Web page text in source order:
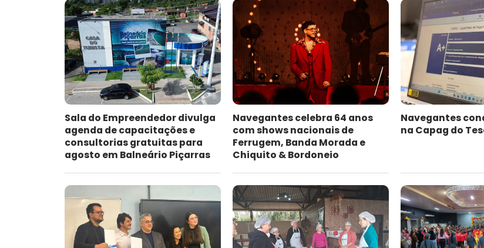
Sala do Empreendedor divulga
agenda de capacitações e
consultorias gratuitas para
agosto em Balneário Piçarras
Navegantes celebra 64 anos
com shows nacionais de
Ferrugem, Banda Morada e
Chiquito & Bordoneio
Navegantes
na Capag do